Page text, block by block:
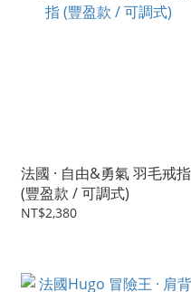
法國 · 自由&勇氣 羽毛戒指
(豐盈款 / 可調式)
NT$2,380